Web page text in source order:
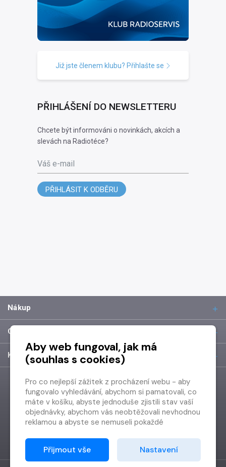
Již jste členem klubu? Přihlašte se
PŘIHLÁŠENÍ DO NEWSLETTERU
Chcete být informováni o novinkách, akcích a
slevách na Radiotéce?
Váš e-mail
PŘIHLÁSIT K ODBĚRU
Nákup
O společnosti
Kontakt
Aby web fungoval, jak má
(souhlas s cookies)
Pro co nejlepší zážitek z procházení webu - aby
fungovalo vyhledávání, abychom si pamatovali, co
máte v košíku, abyste jednoduše zjistili stav vaší
objednávky, abychom vás neobtěžovali nevhodnou
reklamou a abyste se nemuseli pokaždé
Proto od vás potřebujeme souhlas se
zpracováním souborů cookies
Přijmout vše Nastavení